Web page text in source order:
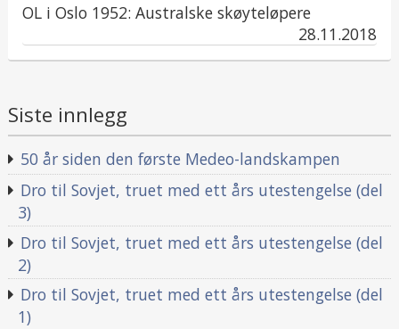
OL i Oslo 1952: Australske skøyteløpere
published
in
28.11.2018
Siste innlegg
50 år siden den første Medeo-landskampen
Dro til Sovjet, truet med ett års utestengelse (del
3)
Dro til Sovjet, truet med ett års utestengelse (del
2)
Dro til Sovjet, truet med ett års utestengelse (del
1)